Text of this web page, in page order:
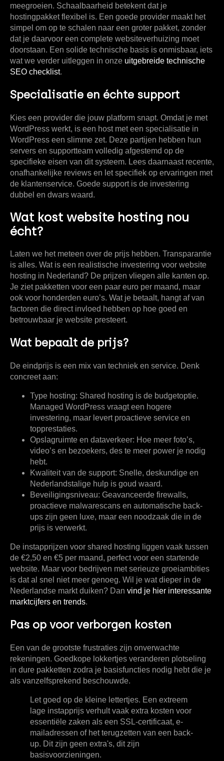
meegroeien. Schaalbaarheid betekent dat je
hostingpakket flexibel is. Een goede provider maakt het
simpel om op te schalen naar een groter pakket, zonder
dat je daarvoor een complete websiteverhuizing moet
doorstaan. Een solide technische basis is onmisbaar, iets
wat we verder uitleggen in onze uitgebreide technische
SEO checklist.
Specialisatie en échte support
Kies een provider die jouw platform snapt. Omdat je met
WordPress werkt, is een host met een specialisatie in
WordPress een slimme zet. Deze partijen hebben hun
servers en supportteam volledig afgestemd op de
specifieke eisen van dit systeem. Lees daarnaast recente,
onafhankelijke reviews en let specifiek op ervaringen met
de klantenservice. Goede support is de investering
dubbel en dwars waard.
Wat kost website hosting nou
écht?
Laten we het meteen over de prijs hebben. Transparantie
is alles. Wat is een realistische investering voor website
hosting in Nederland? De prijzen vliegen alle kanten op.
Je ziet pakketten voor een paar euro per maand, maar
ook voor honderden euro’s. Wat je betaalt, hangt af van
factoren die direct invloed hebben op hoe goed en
betrouwbaar je website presteert.
Wat bepaalt de prijs?
De eindprijs is een mix van techniek en service. Denk
concreet aan:
Type hosting: Shared hosting is de budgetoptie.
Managed WordPress vraagt een hogere
investering, maar levert proactieve service en
topprestaties.
Opslagruimte en dataverkeer: Hoe meer foto’s,
video’s en bezoekers, des te meer power je nodig
hebt.
Kwaliteit van de support: Snelle, deskundige en
Nederlandstalige hulp is goud waard.
Beveiligingsniveau: Geavanceerde firewalls,
proactieve malwarescans en automatische back-
ups zijn geen luxe, maar een noodzaak die in de
prijs is verwerkt.
De instapprijzen voor shared hosting liggen vaak tussen
de €2,50 en €5 per maand, perfect voor een startende
website. Maar voor bedrijven met serieuze groeiambities
is dat al snel niet meer genoeg. Wil je wat dieper in de
Nederlandse markt duiken? Dan vind je hier interessante
marktcijfers en trends.
Pas op voor verborgen kosten
Een van de grootste frustraties zijn onverwachte
rekeningen. Goedkope lokkertjes veranderen plotseling
in dure pakketten zodra je basisfuncties nodig hebt die je
als vanzelfsprekend beschouwde.
Let goed op de kleine lettertjes. Een extreem
lage instapprijs verhult vaak extra kosten voor
essentiële zaken als een SSL-certificaat, e-
mailadressen of het terugzetten van een back-
up. Dit zijn geen extra's, dit zijn
basisvoorzieningen.